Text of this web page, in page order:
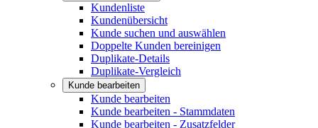
Kundenliste
Kundenübersicht
Kunde suchen und auswählen
Doppelte Kunden bereinigen
Duplikate-Details
Duplikate-Vergleich
Kunde bearbeiten
Kunde bearbeiten
Kunde bearbeiten - Stammdaten
Kunde bearbeiten - Zusatzfelder